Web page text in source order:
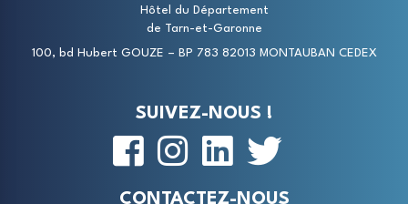
Hôtel du Département
de Tarn-et-Garonne
100, bd Hubert GOUZE – BP 783 82013 MONTAUBAN CEDEX
SUIVEZ-NOUS !
CONTACTEZ-NOUS